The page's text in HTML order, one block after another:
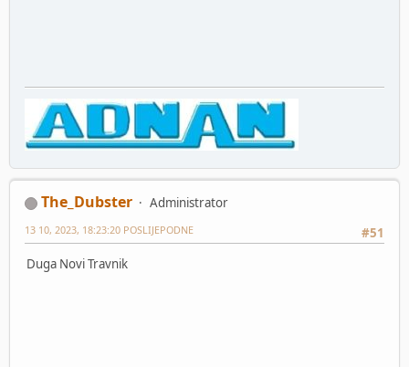
The_Dubster
Administrator
#51
13 10, 2023, 18:23:20 POSLIJEPODNE
Duga Novi Travnik